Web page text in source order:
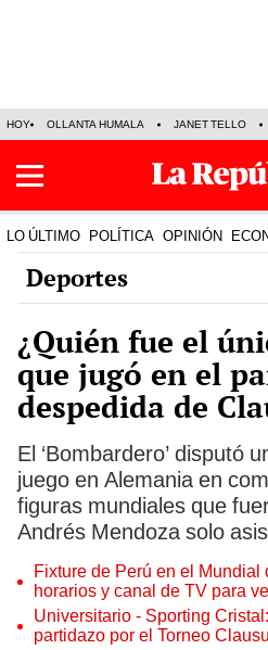
HOY OLLANTA HUMALA JANET TELLO
LO ÚLTIMO POLÍTICA OPINIÓN
Deportes
¿Quién fue el
que jugó en el
despedida de
El ‘Bombardero’ disputó
juego en Alemania en
figuras mundiales que
Andrés Mendoza solo
Fixture de Perú en el Mundial
horarios y canal de TV para
torneo
Universitario - Sporting
partidazo por el Torneo